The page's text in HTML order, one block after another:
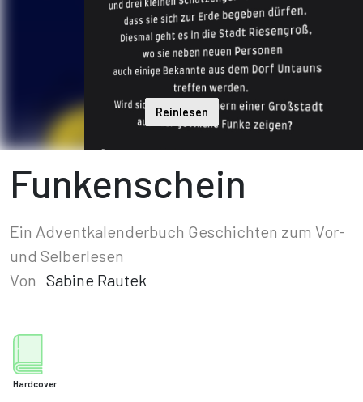
Reinlesen
Funkenschein
Ein Adventkalenderbuch Geschichten zum Vor-
und Selberlesen
Von Sabine Rautek
Hardcover